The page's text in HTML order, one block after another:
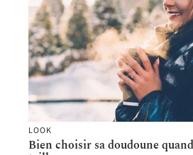
LOOK
Bien choisir sa doudoune